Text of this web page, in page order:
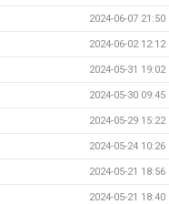
2024-06-07 21:50
2024-06-02 12:12
2024-05-31 19:02
2024-05-30 09:45
2024-05-29 15:22
2024-05-24 10:26
2024-05-21 18:56
2024-05-21 18:40